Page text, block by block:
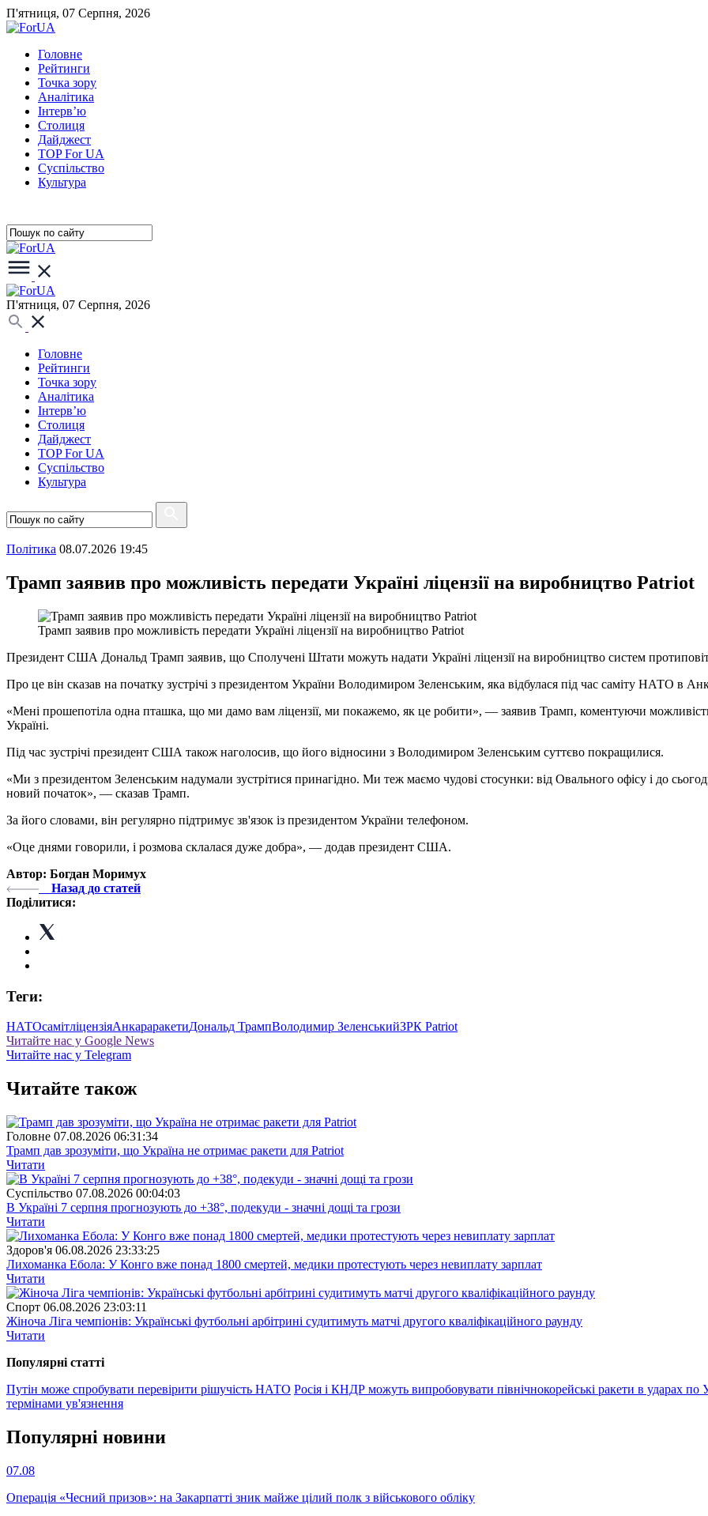
П'ятниця, 07 Серпня, 2026
Головне
Рейтинги
Точка зору
Аналітика
Інтерв’ю
Столиця
Дайджест
TOP For UA
Суспiльство
Культура
П'ятниця, 07 Серпня, 2026
Головне
Рейтинги
Точка зору
Аналітика
Інтерв’ю
Столиця
Дайджест
TOP For UA
Суспiльство
Культура
Полiтика 08.07.2026 19:45
Трамп заявив про можливість передати Україні ліцензії на виробництво Patriot
Трамп заявив про можливість передати Україні ліцензії на виробництво Patriot
Президент США Дональд Трамп заявив, що Сполучені Штати можуть надати Україні ліцензії на виробництво систем
Про це він сказав на початку зустрічі з президентом України Володимиром Зеленським, яка відбулася під час саміту НАТО в
«Мені прошепотіла одна пташка, що ми дамо вам ліцензії, ми покажемо, як це робити», — заявив Трамп, коментуючи
Україні.
Під час зустрічі президент США також наголосив, що його відносини з Володимиром Зеленським суттєво покращилися.
«Ми з президентом Зеленським надумали зустрітися принагідно. Ми теж маємо чудові стосунки: від Овального офісу і до
новий початок», — сказав Трамп.
За його словами, він регулярно підтримує зв'язок із президентом України телефоном.
«Оце днями говорили, і розмова склалася дуже добра», — додав президент США.
Автор: Богдан Моримух
Назад до статей
Поділитися:
Теги:
НАТОсамітліцензіяАнкараракетиДональд ТрампВолодимир ЗеленськийЗРК Patriot
Читайте нас у Google News
Читайте нас у Telegram
Читайте також
Головне 07.08.2026 06:31:34
Трамп дав зрозуміти, що Україна не отримає ракети для Patriot
Читати
Суспiльство 07.08.2026 00:04:03
В Україні 7 серпня прогнозують до +38°, подекуди - значні дощі та грози
Читати
Здоров'я 06.08.2026 23:33:25
Лихоманка Ебола: У Конго вже понад 1800 смертей, медики протестують через невиплату зарплат
Читати
Спорт 06.08.2026 23:03:11
Жіноча Ліга чемпіонів: Українські футбольні арбітрині судитимуть матчі другого кваліфікаційного раунду
Читати
Популярнi статтi
Путін може спробувати перевірити рішучість НАТО Росія і КНДР можуть випробовувати північнокорейські ракети в ударах по
термінами ув'язнення
Популярнi новини
07.08
Операція «Чесний призов»: на Закарпатті зник майже цілий полк з військового обліку